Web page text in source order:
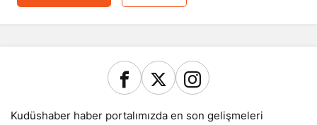
Kudüshaber haber portalımızda en son gelişmeleri